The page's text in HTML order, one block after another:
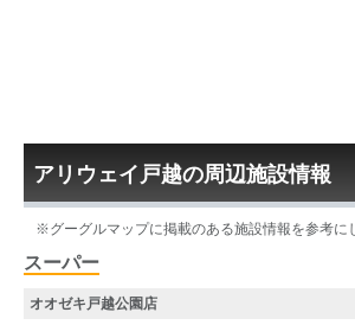
アリウェイ戸越の周辺施設情報
※グーグルマップに掲載のある施設情報を参考に
スーパー
オオゼキ戸越公園店